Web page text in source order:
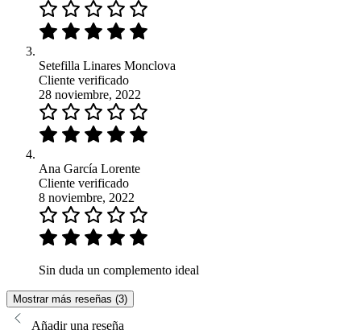
Setefilla Linares Monclova
Cliente verificado
28 noviembre, 2022
Ana García Lorente
Cliente verificado
8 noviembre, 2022
Sin duda un complemento ideal
Mostrar más reseñas (3)
Añadir una reseña